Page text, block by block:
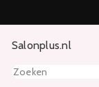
naar
inhoud
Salonplus.nl
Zoeken